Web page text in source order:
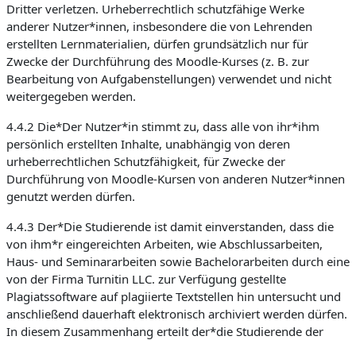
Dritter verletzen. Urheberrechtlich schutzfähige Werke
anderer Nutzer*innen, insbesondere die von Lehrenden
erstellten Lernmaterialien, dürfen grundsätzlich nur für
Zwecke der Durchführung des Moodle-Kurses (z. B. zur
Bearbeitung von Aufgabenstellungen) verwendet und nicht
weitergegeben werden.
4.4.2 Die*Der Nutzer*in stimmt zu, dass alle von ihr*ihm
persönlich erstellten Inhalte, unabhängig von deren
urheberrechtlichen Schutzfähigkeit, für Zwecke der
Durchführung von Moodle-Kursen von anderen Nutzer*innen
genutzt werden dürfen.
4.4.3 Der*Die Studierende ist damit einverstanden, dass die
von ihm*r eingereichten Arbeiten, wie Abschlussarbeiten,
Haus- und Seminararbeiten sowie Bachelorarbeiten durch eine
von der Firma Turnitin LLC. zur Verfügung gestellte
Plagiatssoftware auf plagiierte Textstellen hin untersucht und
anschließend dauerhaft elektronisch archiviert werden dürfen.
In diesem Zusammenhang erteilt der*die Studierende der